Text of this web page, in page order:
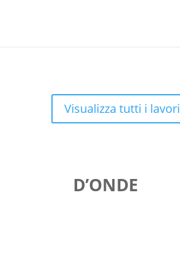
Visualizza tutti i lavori
D’ONDE